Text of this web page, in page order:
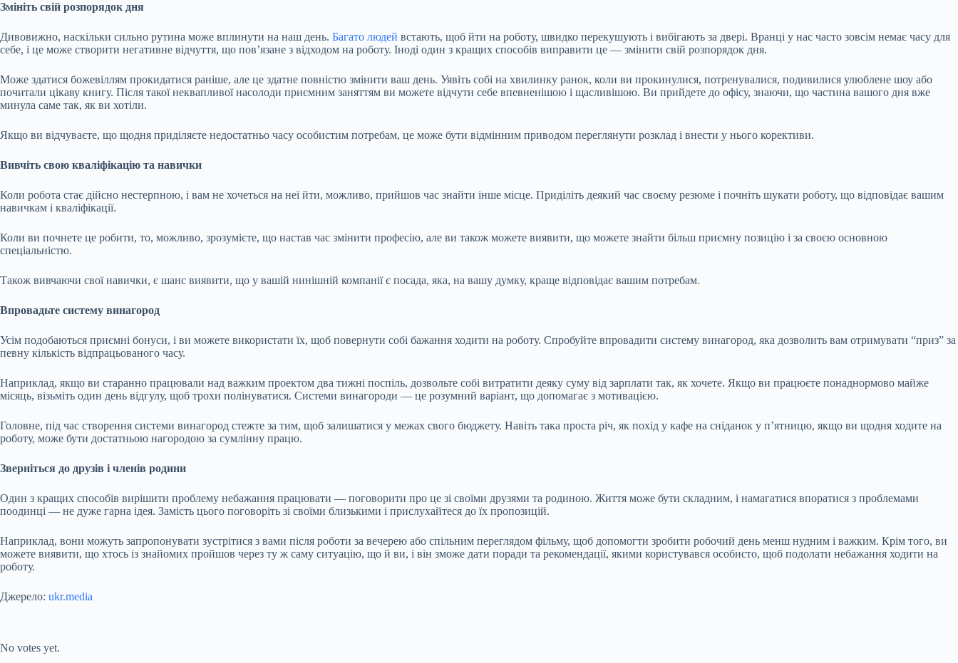
Змініть свій розпорядок дня
Дивовижно, наскільки сильно рутина може вплинути на наш день. Багато людей встають, щоб йти на роботу, швидко перекушують і вибігають за двері. Вранці у нас часто зовсім немає часу для
себе, і це може створити негативне відчуття, що пов’язане з відходом на роботу. Іноді один з кращих способів виправити це — змінити свій розпорядок дня.
Може здатися божевіллям прокидатися раніше, але це здатне повністю змінити ваш день. Уявіть собі на хвилинку ранок, коли ви прокинулися, потренувалися, подивилися улюблене шоу або
почитали цікаву книгу. Після такої неквапливої насолоди приємним заняттям ви можете відчути себе впевненішою і щасливішою. Ви прийдете до офісу, знаючи, що частина вашого дня вже
минула саме так, як ви хотіли.
Якщо ви відчуваєте, що щодня приділяєте недостатньо часу особистим потребам, це може бути відмінним приводом переглянути розклад і внести у нього корективи.
Вивчіть свою кваліфікацію та навички
Коли робота стає дійсно нестерпною, і вам не хочеться на неї йти, можливо, прийшов час знайти інше місце. Приділіть деякий час своєму резюме і почніть шукати роботу, що відповідає вашим
навичкам і кваліфікації.
Коли ви почнете це робити, то, можливо, зрозумієте, що настав час змінити професію, але ви також можете виявити, що можете знайти більш приємну позицію і за своєю основною
спеціальністю.
Також вивчаючи свої навички, є шанс виявити, що у вашій нинішній компанії є посада, яка, на вашу думку, краще відповідає вашим потребам.
Впровадьте систему винагород
Усім подобаються приємні бонуси, і ви можете використати їх, щоб повернути собі бажання ходити на роботу. Спробуйте впровадити систему винагород, яка дозволить вам отримувати “приз” за
певну кількість відпрацьованого часу.
Наприклад, якщо ви старанно працювали над важким проектом два тижні поспіль, дозвольте собі витратити деяку суму від зарплати так, як хочете. Якщо ви працюєте понаднормово майже
місяць, візьміть один день відгулу, щоб трохи полінуватися. Системи винагороди — це розумний варіант, що допомагає з мотивацією.
Головне, під час створення системи винагород стежте за тим, щоб залишатися у межах свого бюджету. Навіть така проста річ, як похід у кафе на сніданок у п’ятницю, якщо ви щодня ходите на
роботу, може бути достатньою нагородою за сумлінну працю.
Зверніться до друзів і членів родини
Один з кращих способів вирішити проблему небажання працювати — поговорити про це зі своїми друзями та родиною. Життя може бути складним, і намагатися впоратися з проблемами
поодинці — не дуже гарна ідея. Замість цього поговоріть зі своїми близькими і прислухайтеся до їх пропозицій.
Наприклад, вони можуть запропонувати зустрітися з вами після роботи за вечерею або спільним переглядом фільму, щоб допомогти зробити робочий день менш нудним і важким. Крім того, ви
можете виявити, що хтось із знайомих пройшов через ту ж саму ситуацію, що й ви, і він зможе дати поради та рекомендації, якими користувався особисто, щоб подолати небажання ходити на
роботу.
Джерело: ukr.media
No votes yet.